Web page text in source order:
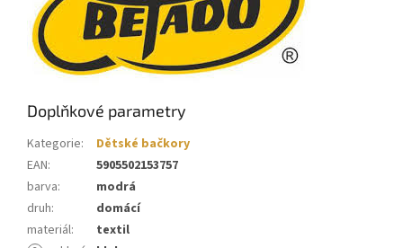
Doplňkové parametry
Kategorie:
Dětské bačkory
EAN:
5905502153757
barva:
modrá
druh:
domácí
materiál:
textil